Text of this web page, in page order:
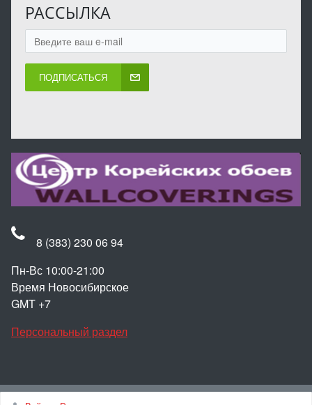
РАССЫЛКА
ПОДПИСАТЬСЯ
8 (383) 230 06 94
Пн-Вс 10:00-21:00
Время Новосибирское
GMT +7
Персональный раздел